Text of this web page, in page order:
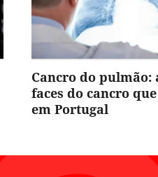
Cancro do pulmão:
faces do cancro
em Portugal